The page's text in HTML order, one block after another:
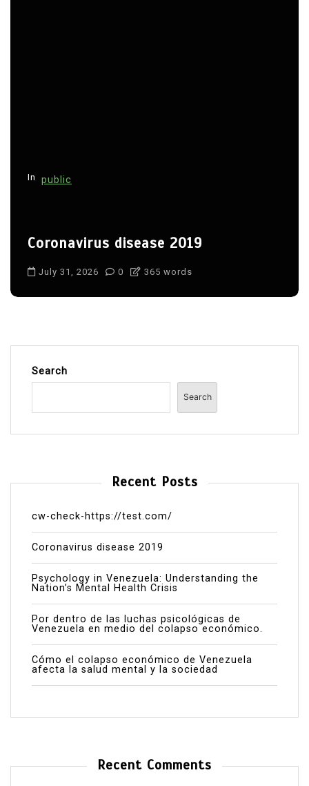
In public
Coronavirus disease 2019
July 31, 2026 0 365 words
Search
Search
Recent Posts
cw-check-https://test.com/
Coronavirus disease 2019
Psychology in Venezuela: Understanding the
Nation’s Mental Health Crisis
Por dentro de las luchas psicológicas de
Venezuela en medio del colapso económico.
Cómo el colapso económico de Venezuela
afecta la salud mental y la sociedad
Recent Comments